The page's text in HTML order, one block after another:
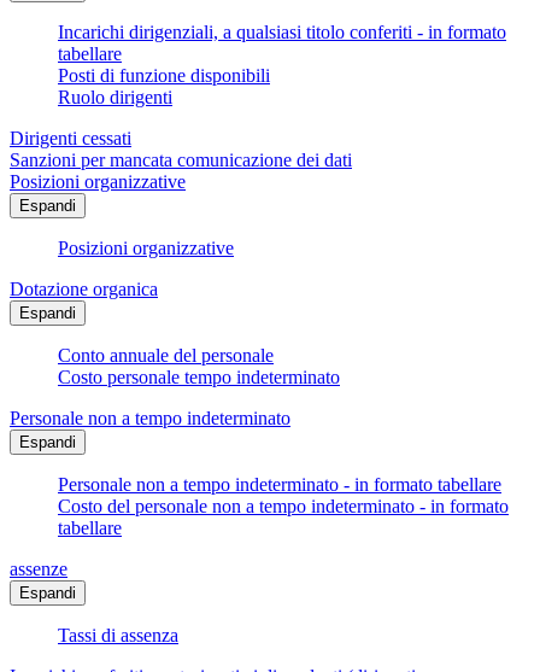
Incarichi dirigenziali, a qualsiasi titolo conferiti - in formato
tabellare
Posti di funzione disponibili
Ruolo dirigenti
Dirigenti cessati
Sanzioni per mancata comunicazione dei dati
Posizioni organizzative
Espandi
Posizioni organizzative
Dotazione organica
Espandi
Conto annuale del personale
Costo personale tempo indeterminato
Personale non a tempo indeterminato
Espandi
Personale non a tempo indeterminato - in formato tabellare
Costo del personale non a tempo indeterminato - in formato
tabellare
assenze
Espandi
Tassi di assenza